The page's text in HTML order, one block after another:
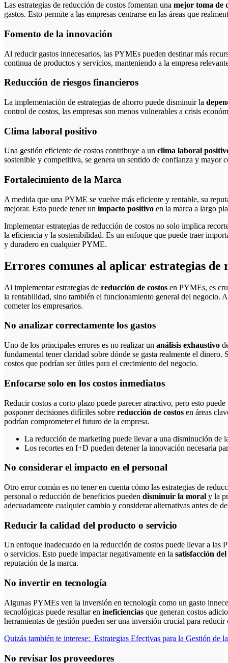
Las estrategias de reducción de costos fomentan una mejor toma de
gastos. Esto permite a las empresas centrarse en las áreas que
Fomento de la innovación
Al reducir gastos innecesarios, las PYMEs pueden destinar más
continua de productos y servicios, manteniendo a la empresa
Reducción de riesgos financieros
La implementación de estrategias de ahorro puede disminuir la
control de costos, las empresas son menos vulnerables a crisis
Clima laboral positivo
Una gestión eficiente de costos contribuye a un clima laboral
sostenible y competitiva, se genera un sentido de confianza y mayor
Fortalecimiento de la Marca
A medida que una PYME se vuelve más eficiente y rentable, su
mejorar. Esto puede tener un impacto positivo en la marca a largo
Implementar estrategias de reducción de costos no solo implica
la eficiencia y la sostenibilidad. Es un enfoque que puede traer
y duradero en cualquier PYME.
Errores comunes al aplicar estrategias de
Al implementar estrategias de reducción de costos en PYMEs, es
la rentabilidad, sino también el funcionamiento general del negocio.
cometer los empresarios.
No analizar correctamente los gastos
Uno de los principales errores es no realizar un análisis exhaustivo
fundamental tener claridad sobre dónde se gasta realmente el
costos que podrían ser útiles para el crecimiento del negocio.
Enfocarse solo en los costos inmediatos
Reducir costos a corto plazo puede parecer atractivo, pero esto
posponer decisiones difíciles sobre reducción de costos en áreas
podrían comprometer el futuro de la empresa.
La reducción de marketing puede llevar a una disminución de
Los recortes en I+D pueden detener la innovación necesaria
No considerar el impacto en el personal
Otro error común es no tener en cuenta cómo las estrategias de
personal o reducción de beneficios pueden disminuir la moral y la
adecuadamente cualquier cambio y considerar alternativas antes de
Reducir la calidad del producto o servicio
Un enfoque inadecuado en la reducción de costos puede llevar a las
o servicios. Esto puede impactar negativamente en la satisfacción
reputación de la marca.
No invertir en tecnología
Algunas PYMEs ven la inversión en tecnología como un gasto
tecnológicas puede resultar en ineficiencias que generan costos
herramientas de gestión pueden ser una inversión crucial para reducir
Quizás también te interese: Estrategias Efectivas para la Gestión de
No revisar los proveedores